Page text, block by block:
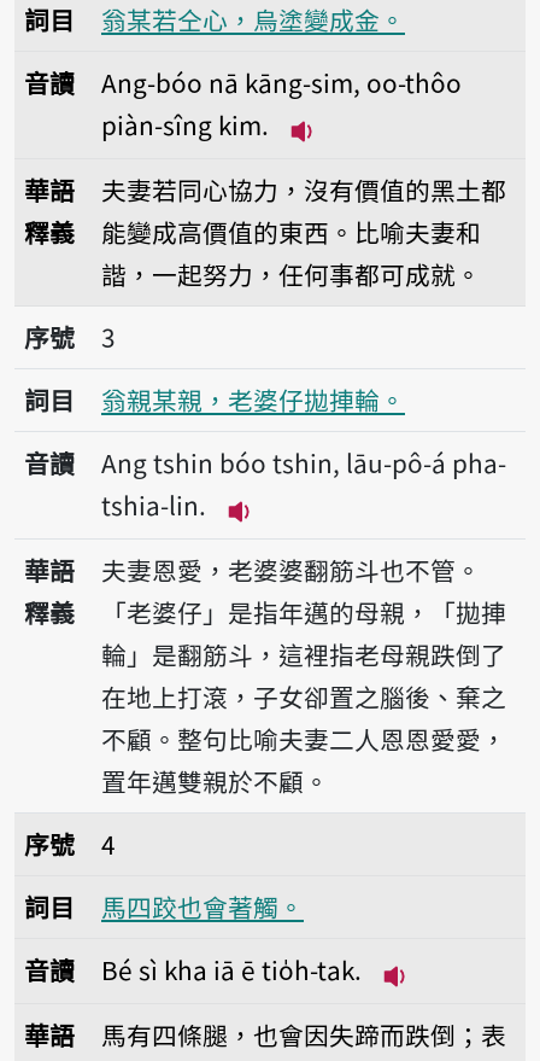
詞目
翁某若仝心，烏塗變成金。
音讀
Ang-bóo nā kāng-sim, oo-thôo
piàn-sîng kim.
華語
釋義
夫妻若同心協力，沒有價值的黑土都
能變成高價值的東西。比喻夫妻和
諧，一起努力，任何事都可成就。
序號3翁親某親，老婆仔拋捙輪。
序號
3
詞目
翁親某親，老婆仔拋捙輪。
音讀
Ang tshin bóo tshin, lāu-pô-á pha-
tshia-lin.
播放音讀Ang tshin bóo
華語
釋義
夫妻恩愛，老婆婆翻筋斗也不管。
「老婆仔」是指年邁的母親，「拋捙
輪」是翻筋斗，這裡指老母親跌倒了
在地上打滾，子女卻置之腦後、棄之
不顧。整句比喻夫妻二人恩恩愛愛，
置年邁雙親於不顧。
序號4馬四跤也會著觸。
序號
4
詞目
馬四跤也會著觸。
音讀
Bé sì kha iā ē tio̍h-tak.
華語
馬有四條腿，也會因失蹄而跌倒；表